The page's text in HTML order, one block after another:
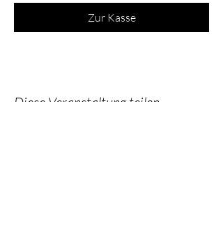
Zur Kasse
Diese Veranstaltung teilen